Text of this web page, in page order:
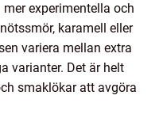
experimentella och
karamell eller
variera mellan extra
varianter. Det är helt
smaklökar att avgöra